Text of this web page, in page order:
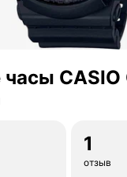
CASIO
1
отзыв